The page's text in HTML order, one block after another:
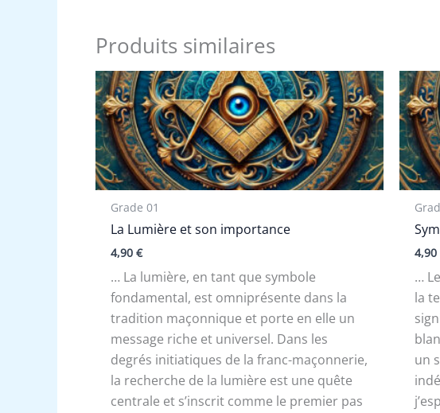
Produits similaires
Grade 01
La Lumière et son importance
4,90€
… La lumière, en tant que symbole
fondamental, est omniprésente dans la
tradition maçonnique et porte en elle un
message riche et universel. Dans les
degrés initiatiques de la franc-maçonnerie,
la recherche de la lumière est une quête
centrale et s’inscrit comme le premier pas
4,90
…
la
un